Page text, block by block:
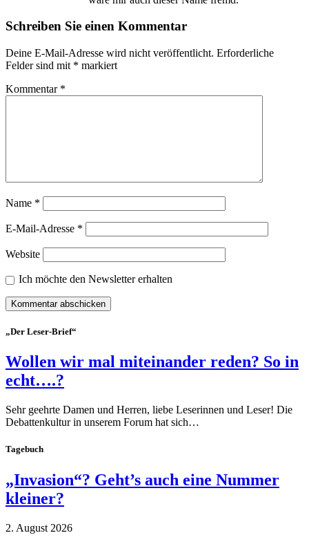
Schreiben Sie einen Kommentar
Deine E-Mail-Adresse wird nicht veröffentlicht. Erforderliche
Felder sind mit * markiert
Kommentar *
Name *
E-Mail-Adresse *
Website
Ich möchte den Newsletter erhalten
„Der Leser-Brief“
Wollen wir mal miteinander reden? So in
echt….?
Sehr geehrte Damen und Herren, liebe Leserinnen und Leser! Die
Debattenkultur in unserem Forum hat sich…
Tagebuch
„Invasion“? Geht’s auch eine Nummer
kleiner?
2. August 2026